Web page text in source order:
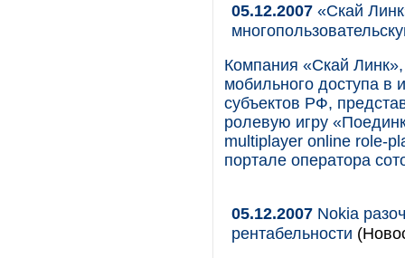
05.12.2007 «Скай
Компания «Скай
мобильного доступа в
субъектов РФ,
ролевую игру
multiplayer online role-
портале оператора
05.12.2007 Nokia
рентабельности